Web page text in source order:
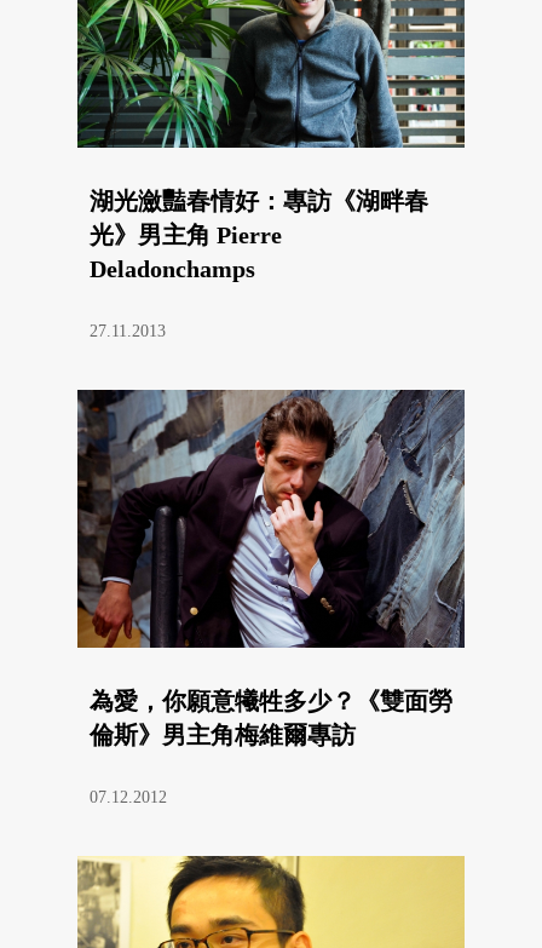
湖光瀲豔春情好：專訪《湖畔春
光》男主角 Pierre
Deladonchamps
27.11.2013
為愛，你願意犧牲多少？《雙面勞
倫斯》男主角梅維爾專訪
07.12.2012